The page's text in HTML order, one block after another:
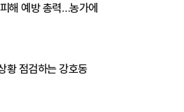
해 예방 총력…농가에
황 점검하는 강호동